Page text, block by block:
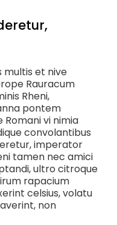
multis et nive
Rauracum
Rheni,
pontem
vi nimia
convolantibus
imperator
tamen nec amici
ultro citroque
rapacium
celsius, volatu
non